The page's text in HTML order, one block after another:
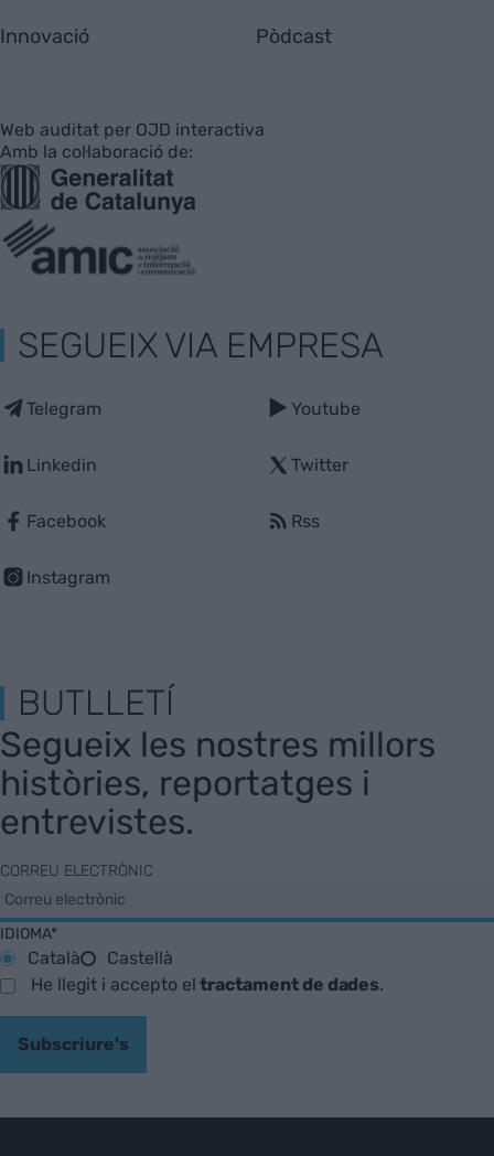
Innovació Pòdcast
Web auditat per OJD interactiva
Amb la col·laboració de:
SEGUEIX VIA EMPRESA
Telegram
Linkedin
Facebook
Instagram
Youtube
Twitter
Rss
BUTLLETÍ
Segueix les nostres millors
històries, reportatges i
entrevistes.
CORREU ELECTRÒNIC
IDIOMA*
Català
Castellà
He llegit i accepto eltractament de dades.
Subscriure's